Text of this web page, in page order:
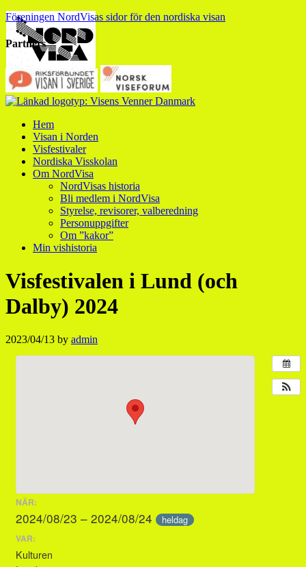
Föreningen NordVisas sidor för den nordiska visan
Partners
Hem
Visan i Norden
Visfestivaler
Nordiska Visskolan
Om NordVisa
NordVisas historia
Bli medlem i NordVisa
Styrelse, revisorer, valberedning
Personuppgifter
Om ”kakor”
Min vishistoria
Visfestivalen i Lund (och
Dalby) 2024
2023/04/13 by admin
NÄR:
2024/08/23 – 2024/08/24 heldag
VAR:
Kulturen